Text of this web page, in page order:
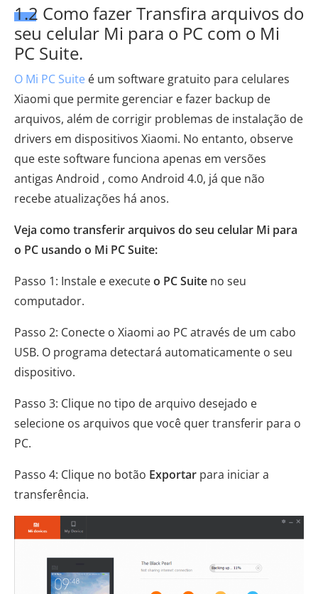
1.2 Como fazerTransfira arquivos do
seu celular Mi para o PC com o Mi
PC Suite.
O Mi PC Suite é um software gratuito para celulares
Xiaomi que permite gerenciar e fazer backup de
arquivos, além de corrigir problemas de instalação de
drivers em dispositivos Xiaomi. No entanto, observe
que este software funciona apenas em versões
antigas Android , como Android 4.0, já que não
recebe atualizações há anos.
Veja como transferir arquivos do seu celular Mi para
o PC usando o Mi PC Suite:
Passo 1: Instale e executeo PC Suite no seu
computador.
Passo 2: Conecte o Xiaomi ao PC através de um cabo
USB. O programa detectará automaticamente o seu
dispositivo.
Passo 3: Clique no tipo de arquivo desejado e
selecione os arquivos que você quer transferir para o
PC.
Passo 4: Clique no botão Exportar para iniciar a
transferência.